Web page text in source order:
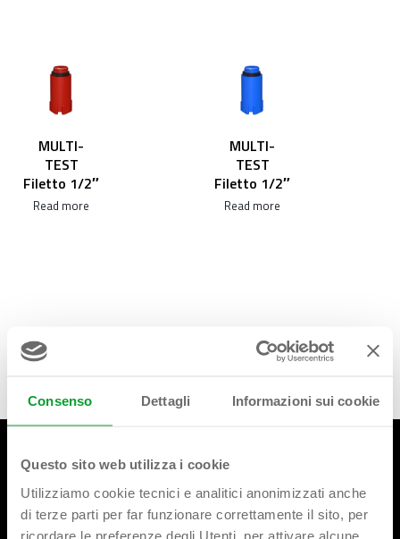
Consenso Dettagli Informazioni sui cookie
Questo sito web utilizza i cookie
Utilizziamo cookie tecnici e analitici anonimizzati anche
di terze parti per far funzionare correttamente il sito, per
ricordare le preferenze degli Utenti. per attivare alcune
MULTI-
TEST
Filetto 1/2″
Read more
MULTI-
TEST
Filetto 1/2″
Read more